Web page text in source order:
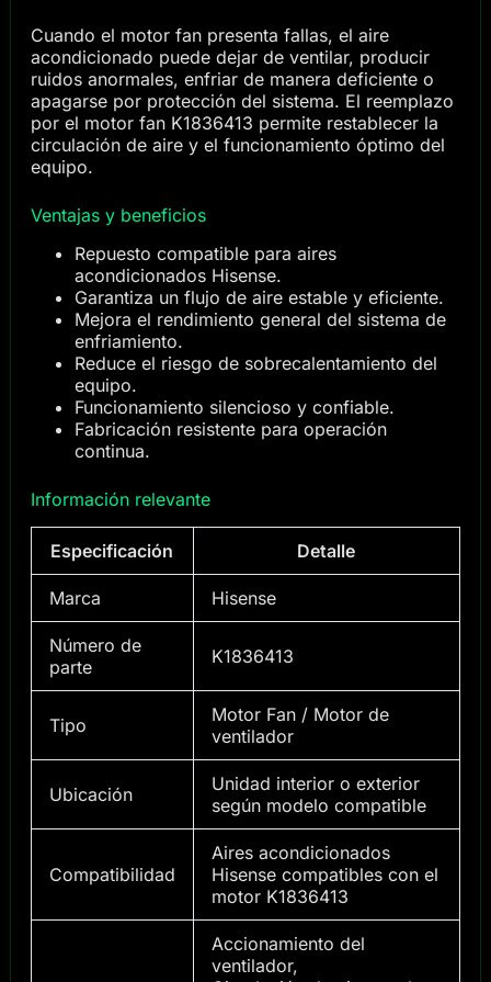
Cuando el motor fan presenta fallas, el aire
acondicionado puede dejar de ventilar, producir
ruidos anormales, enfriar de manera deficiente o
apagarse por protección del sistema. El reemplazo
por el motor fan K1836413 permite restablecer la
circulación de aire y el funcionamiento óptimo del
equipo.
Ventajas y beneficios
Repuesto compatible para aires
acondicionados Hisense.
Garantiza un flujo de aire estable y eficiente.
Mejora el rendimiento general del sistema de
enfriamiento.
Reduce el riesgo de sobrecalentamiento del
equipo.
Funcionamiento silencioso y confiable.
Fabricación resistente para operación
continua.
Información relevante
Especificación Detalle
Marca Hisense
Número de
parte
K1836413
Tipo
Motor Fan / Motor de
ventilador
Ubicación
Unidad interior o exterior
según modelo compatible
Compatibilidad
Aires acondicionados
Hisense compatibles con el
motor K1836413
Accionamiento del
ventilador,